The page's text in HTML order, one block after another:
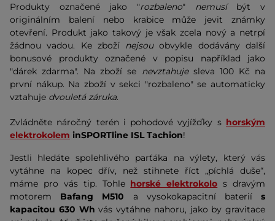
Produkty označené jako "rozbaleno" nemusí být v
originálním balení nebo krabice může jevit známky
otevření. Produkt jako takový je však zcela nový a netrpí
žádnou vadou. Ke zboží nejsouobvykle dodávány další
bonusové produkty označené v popisu například jako
"dárek zdarma". Na zboží se nevztahuje sleva 100 Kč na
první nákup. Na zboží v sekci "rozbaleno" se automaticky
vztahuje dvouletá záruka.
Zvládněte náročný terén i pohodové vyjížďky s horským
elektrokolem inSPORTline ISL Tachion!
Jestli hledáte spolehlivého parťáka na výlety, který vás
vytáhne na kopec dřív, než stihnete říct „píchlá duše“,
máme pro vás tip. Tohle horské elektrokolo s dravým
motorem Bafang M510 a vysokokapacitní bateriís
kapacitou 630 Wh vás vytáhne nahoru, jako by gravitace